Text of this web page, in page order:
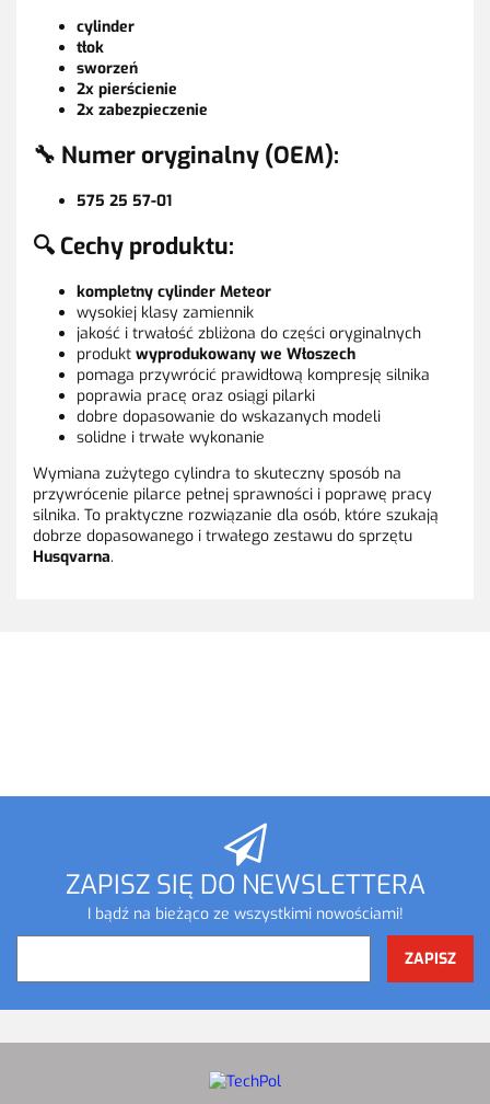
cylinder
tłok
sworzeń
2x pierścienie
2x zabezpieczenie
🔧 Numer oryginalny (OEM):
575 25 57-01
🔍 Cechy produktu:
kompletny cylinder Meteor
wysokiej klasy zamiennik
jakość i trwałość zbliżona do części oryginalnych
produkt wyprodukowany we Włoszech
pomaga przywrócić prawidłową kompresję silnika
poprawia pracę oraz osiągi pilarki
dobre dopasowanie do wskazanych modeli
solidne i trwałe wykonanie
Wymiana zużytego cylindra to skuteczny sposób na
przywrócenie pilarce pełnej sprawności i poprawę pracy
silnika. To praktyczne rozwiązanie dla osób, które szukają
dobrze dopasowanego i trwałego zestawu do sprzętu
Husqvarna.
ZAPISZ SIĘ DO NEWSLETTERA
I bądź na bieżąco ze wszystkimi nowościami!